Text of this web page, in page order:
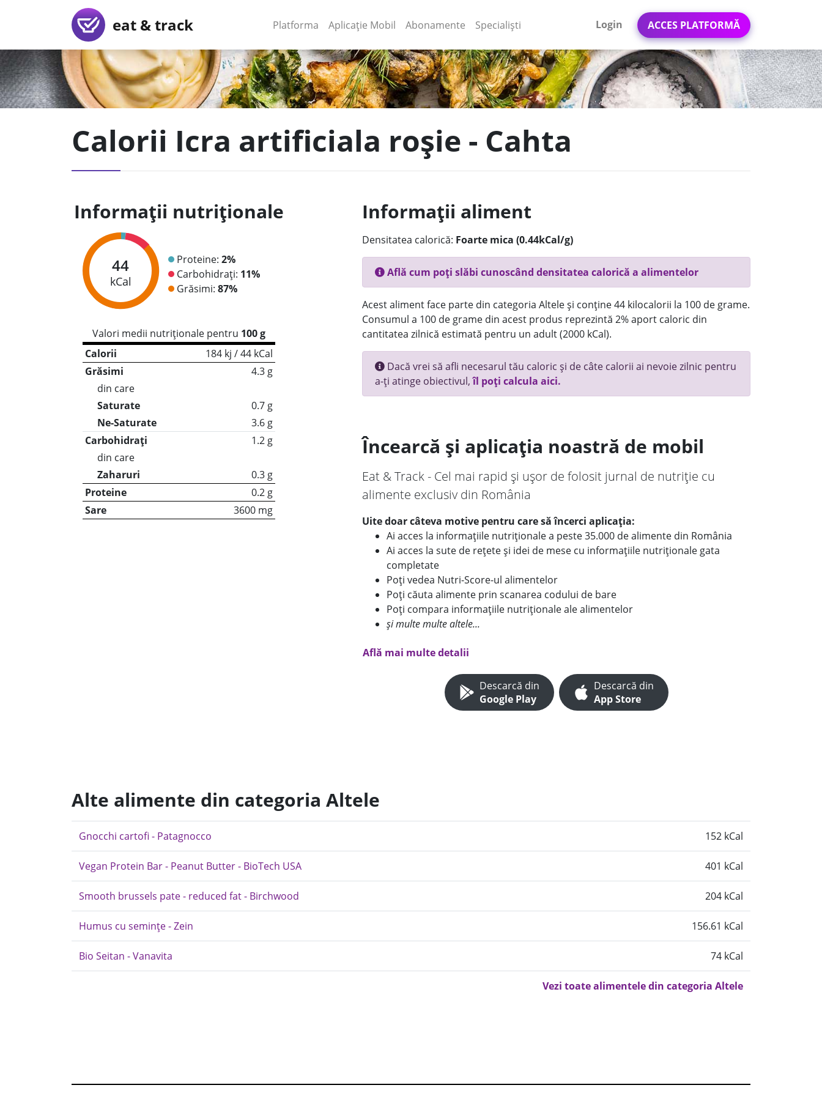
eat & track Platforma (current)
Aplicație Mobil (current)
Abonamente Specialiști Login ACCES PLATFORMĂ
Calorii Icra artificiala roșie - Cahta
Informații nutriționale
44
kCal
Proteine: 2%
Carbohidrați: 11%
Grăsimi: 87%
Valori medii nutriționale pentru 100 g
Calorii
184 kj / 44 kCal
Grăsimi
4.3 g
din care
Saturate
0.7 g
Ne-Saturate
3.6 g
Carbohidrați
1.2 g
din care
Zaharuri
0.3 g
Proteine
0.2 g
Sare
3600 mg
Informații aliment
Densitatea calorică: Foarte mica (0.44kCal/g)
Află cum poți slăbi cunoscând densitatea calorică a alimentelor
Acest aliment face parte din categoria Altele și conține 44 kilocalorii la 100 de grame.
Consumul a 100 de grame din acest produs reprezintă 2% aport caloric din
cantitatea zilnică estimată pentru un adult (2000 kCal).
Dacă vrei să afli necesarul tău caloric și de câte calorii ai nevoie zilnic pentru
a-ți atinge obiectivul,îl poți calcula aici.
Încearcă și aplicația noastră de mobil
Eat & Track - Cel mai rapid și ușor de folosit jurnal de nutriție cu
alimente exclusiv din România
Uite doar câteva motive pentru care să încerci aplicația:
Ai acces la informațiile nutriționale a peste 35.000 de alimente din România
Ai acces la sute de rețete și idei de mese cu informațiile nutriționale gata
completate
Poți vedea Nutri-Score-ul alimentelor
Poți căuta alimente prin scanarea codului de bare
Poți compara informațiile nutriționale ale alimentelor
și multe multe altele...
Află mai multe detalii
Descarcă din
Google Play
Descarcă din
App Store
Alte alimente din categoria Altele
Gnocchi cartofi - Patagnocco 152 kCal
Vegan Protein Bar - Peanut Butter - BioTech USA 401 kCal
Smooth brussels pate - reduced fat - Birchwood 204 kCal
Humus cu semințe - Zein 156.61 kCal
Bio Seitan - Vanavita 74 kCal
Vezi toate alimentele din categoria Altele